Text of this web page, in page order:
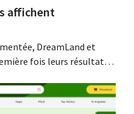
affichent
DreamLand et
fois leurs résultats
solide ».